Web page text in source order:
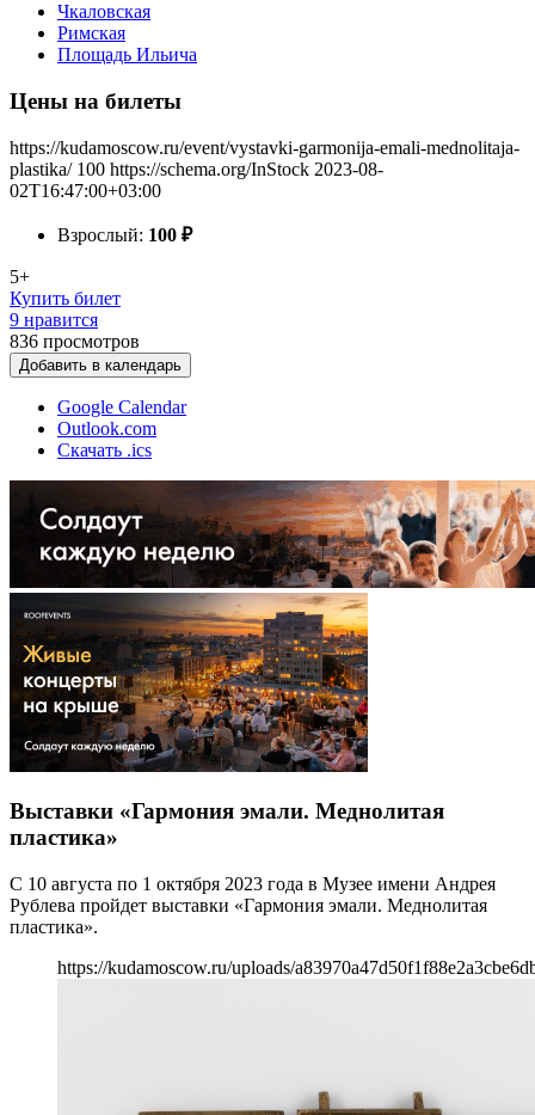
Чкаловская
Римская
Площадь Ильича
Цены на билеты
https://kudamoscow.ru/event/vystavki-garmonija-emali-mednolitaja-
plastika/ 100 https://schema.org/InStock 2023-08-
02T16:47:00+03:00
Взрослый: 100 ₽
5+
Купить билет
9 нравится
836 просмотров
Добавить в календарь
Google Calendar
Outlook.com
Скачать .ics
Выставки «Гармония эмали. Меднолитая
пластика»
С 10 августа по 1 октября 2023 года в Музее имени Андрея
Рублева пройдет выставки «Гармония эмали. Меднолитая
пластика».
https://kudamoscow.ru/uploads/